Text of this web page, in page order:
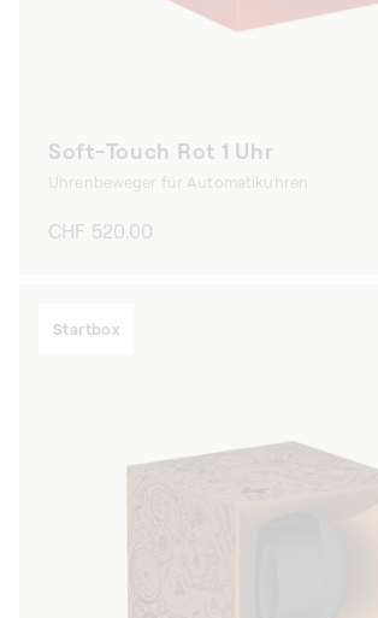
Soft-Touch Rot 1 Uhr
Uhrenbeweger für Automatikuhren
Normaler
CHF 520.00
Startbox